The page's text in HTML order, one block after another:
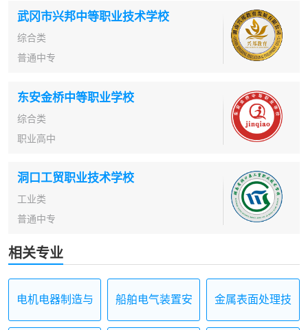
武冈市兴邦中等职业技术学校
综合类
普通中专
东安金桥中等职业学校
综合类
职业高中
洞口工贸职业技术学校
工业类
普通中专
相关专业
电机电器制造与
船舶电气装置安
金属表面处理技